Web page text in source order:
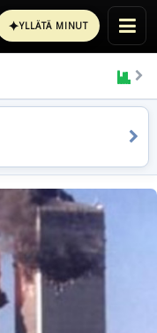
✦YLLÄTÄ MINUT